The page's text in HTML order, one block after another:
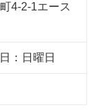
4-2-1エース
：日曜日